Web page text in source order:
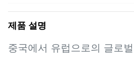
제품 설명
중국에서 유럽으로의 글로